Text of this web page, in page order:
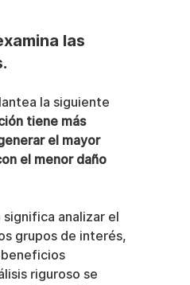
las
la siguiente
tiene más
el mayor
el menor daño
analizar el
grupos de interés,
riguroso se